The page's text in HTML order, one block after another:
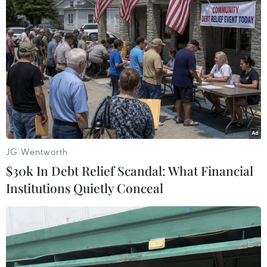
TIN LIÊN QUAN
JG Wentworth
$30k In Debt Relief Scandal: What Financial
Institutions Quietly Conceal